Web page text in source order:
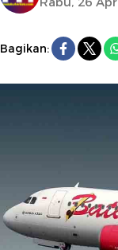
Bagikan: